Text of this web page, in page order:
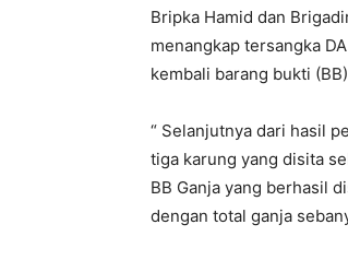
Bripka Hamid dan
menangkap tersangka
kembali barang bukti
“ Selanjutnya dari hasil
tiga karung yang disita
BB Ganja yang berhasil
dengan total ganja